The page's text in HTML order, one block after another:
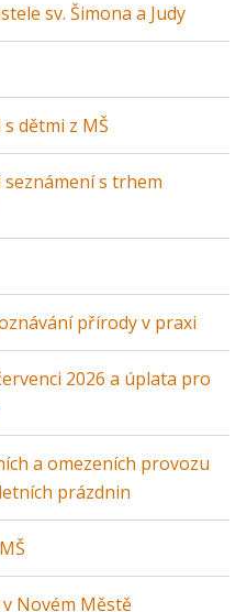
sv. Šimona a Judy
dětmi z MŠ
seznámení s trhem
přírody v praxi
2026 a úplata pro
a omezeních provozu
prázdnin
Novém Městě